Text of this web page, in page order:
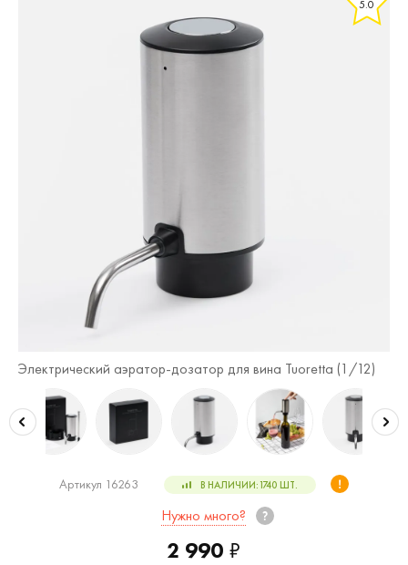
5.0
Электрический аэратор-дозатор для вина Tuoretta (1 /12)
Артикул 16263 В НАЛИЧИИ:1740 ШТ.
Нужно много?
2 990 ₽